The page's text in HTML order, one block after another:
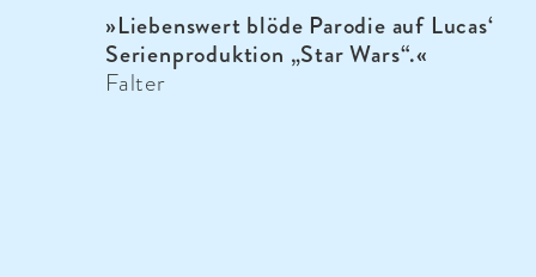
»Liebenswert blöde Parodie auf Lucas‘
Serienproduktion „Star Wars“.«
Falter